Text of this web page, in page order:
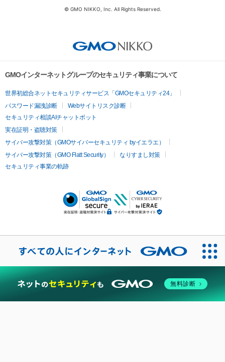
© GMO NIKKO, Inc. All Rights Reserved.
GMOインターネットグループのセキュリティ事業について
世界初総合ネットセキュリティサービス「GMOセキュリティ24」
パスワード漏洩診断
Webサイトリスク診断
セキュリティ相談AIチャットボット
実在証明・盗聴対策
サイバー攻撃対策（GMOサイバーセキュリティ byイエラエ）
サイバー攻撃対策（GMO Flatt Security）
なりすまし対策
セキュリティ事業の軌跡
無料診断